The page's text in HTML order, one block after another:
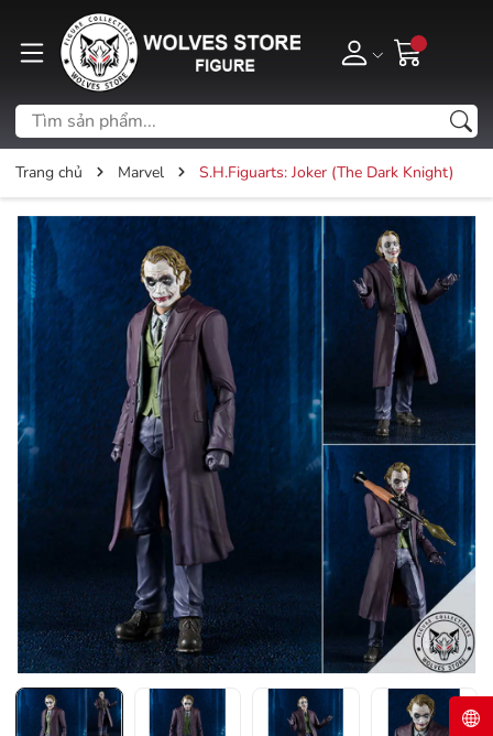
Trang chủ Marvel S.H.Figuarts: Joker (The Dark Knight)